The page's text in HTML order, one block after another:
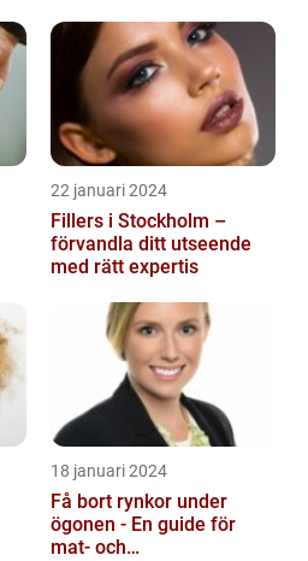
22 januari 2024
Fillers i Stockholm –
förvandla ditt utseende
med rätt expertis
18 januari 2024
Få bort rynkor under
ögonen - En guide för
mat- och